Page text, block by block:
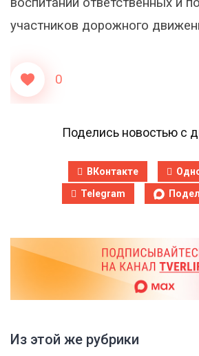
участников дорожного
0
Поделись новостью с
ВКонтакте
Telegram
Из этой же рубрики